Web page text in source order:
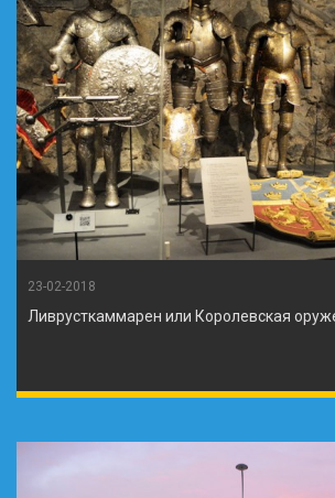
23-02-2018
Ливрусткаммарен или Королевская